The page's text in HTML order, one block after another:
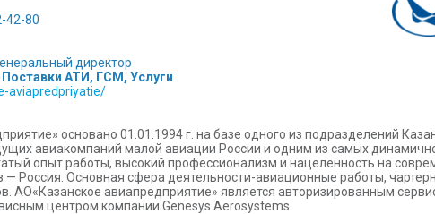
42-80
директор
АТИ, ГСМ, Услуги
aviapredpriyatie/
основано 01.01.1994 г. на базе одного из подразделений
авиакомпаний малой авиации России и одним из самых
опыт работы, высокий профессионализм и нацеленность на
Россия. Основная сфера деятельности-авиационные работы,
АО«Казанское авиапредприятие» является авторизированным
центром компании Genesys Aerosystems.